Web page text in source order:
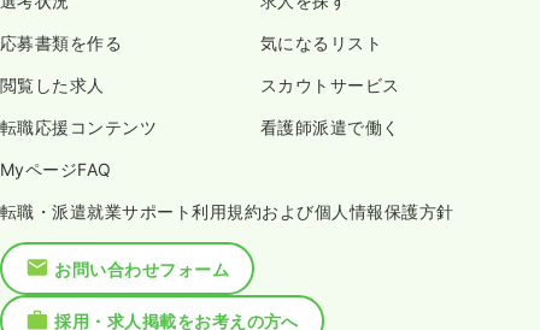
応募書類を作る 気になるリスト
閲覧した求人 スカウトサービス
転職応援コンテンツ 看護師派遣で働く
MyページFAQ
転職・派遣就業サポート利用規約および個人情報保護方針
お問い合わせフォーム
採用・求人掲載をお考えの方へ